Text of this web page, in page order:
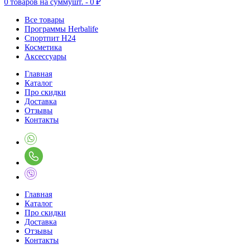
0 товаров на суммушт. - 0 ₽
Все товары
Программы Herbalife
Спортпит H24
Косметика
Аксессуары
Главная
Каталог
Про скидки
Доставка
Отзывы
Контакты
Главная
Каталог
Про скидки
Доставка
Отзывы
Контакты